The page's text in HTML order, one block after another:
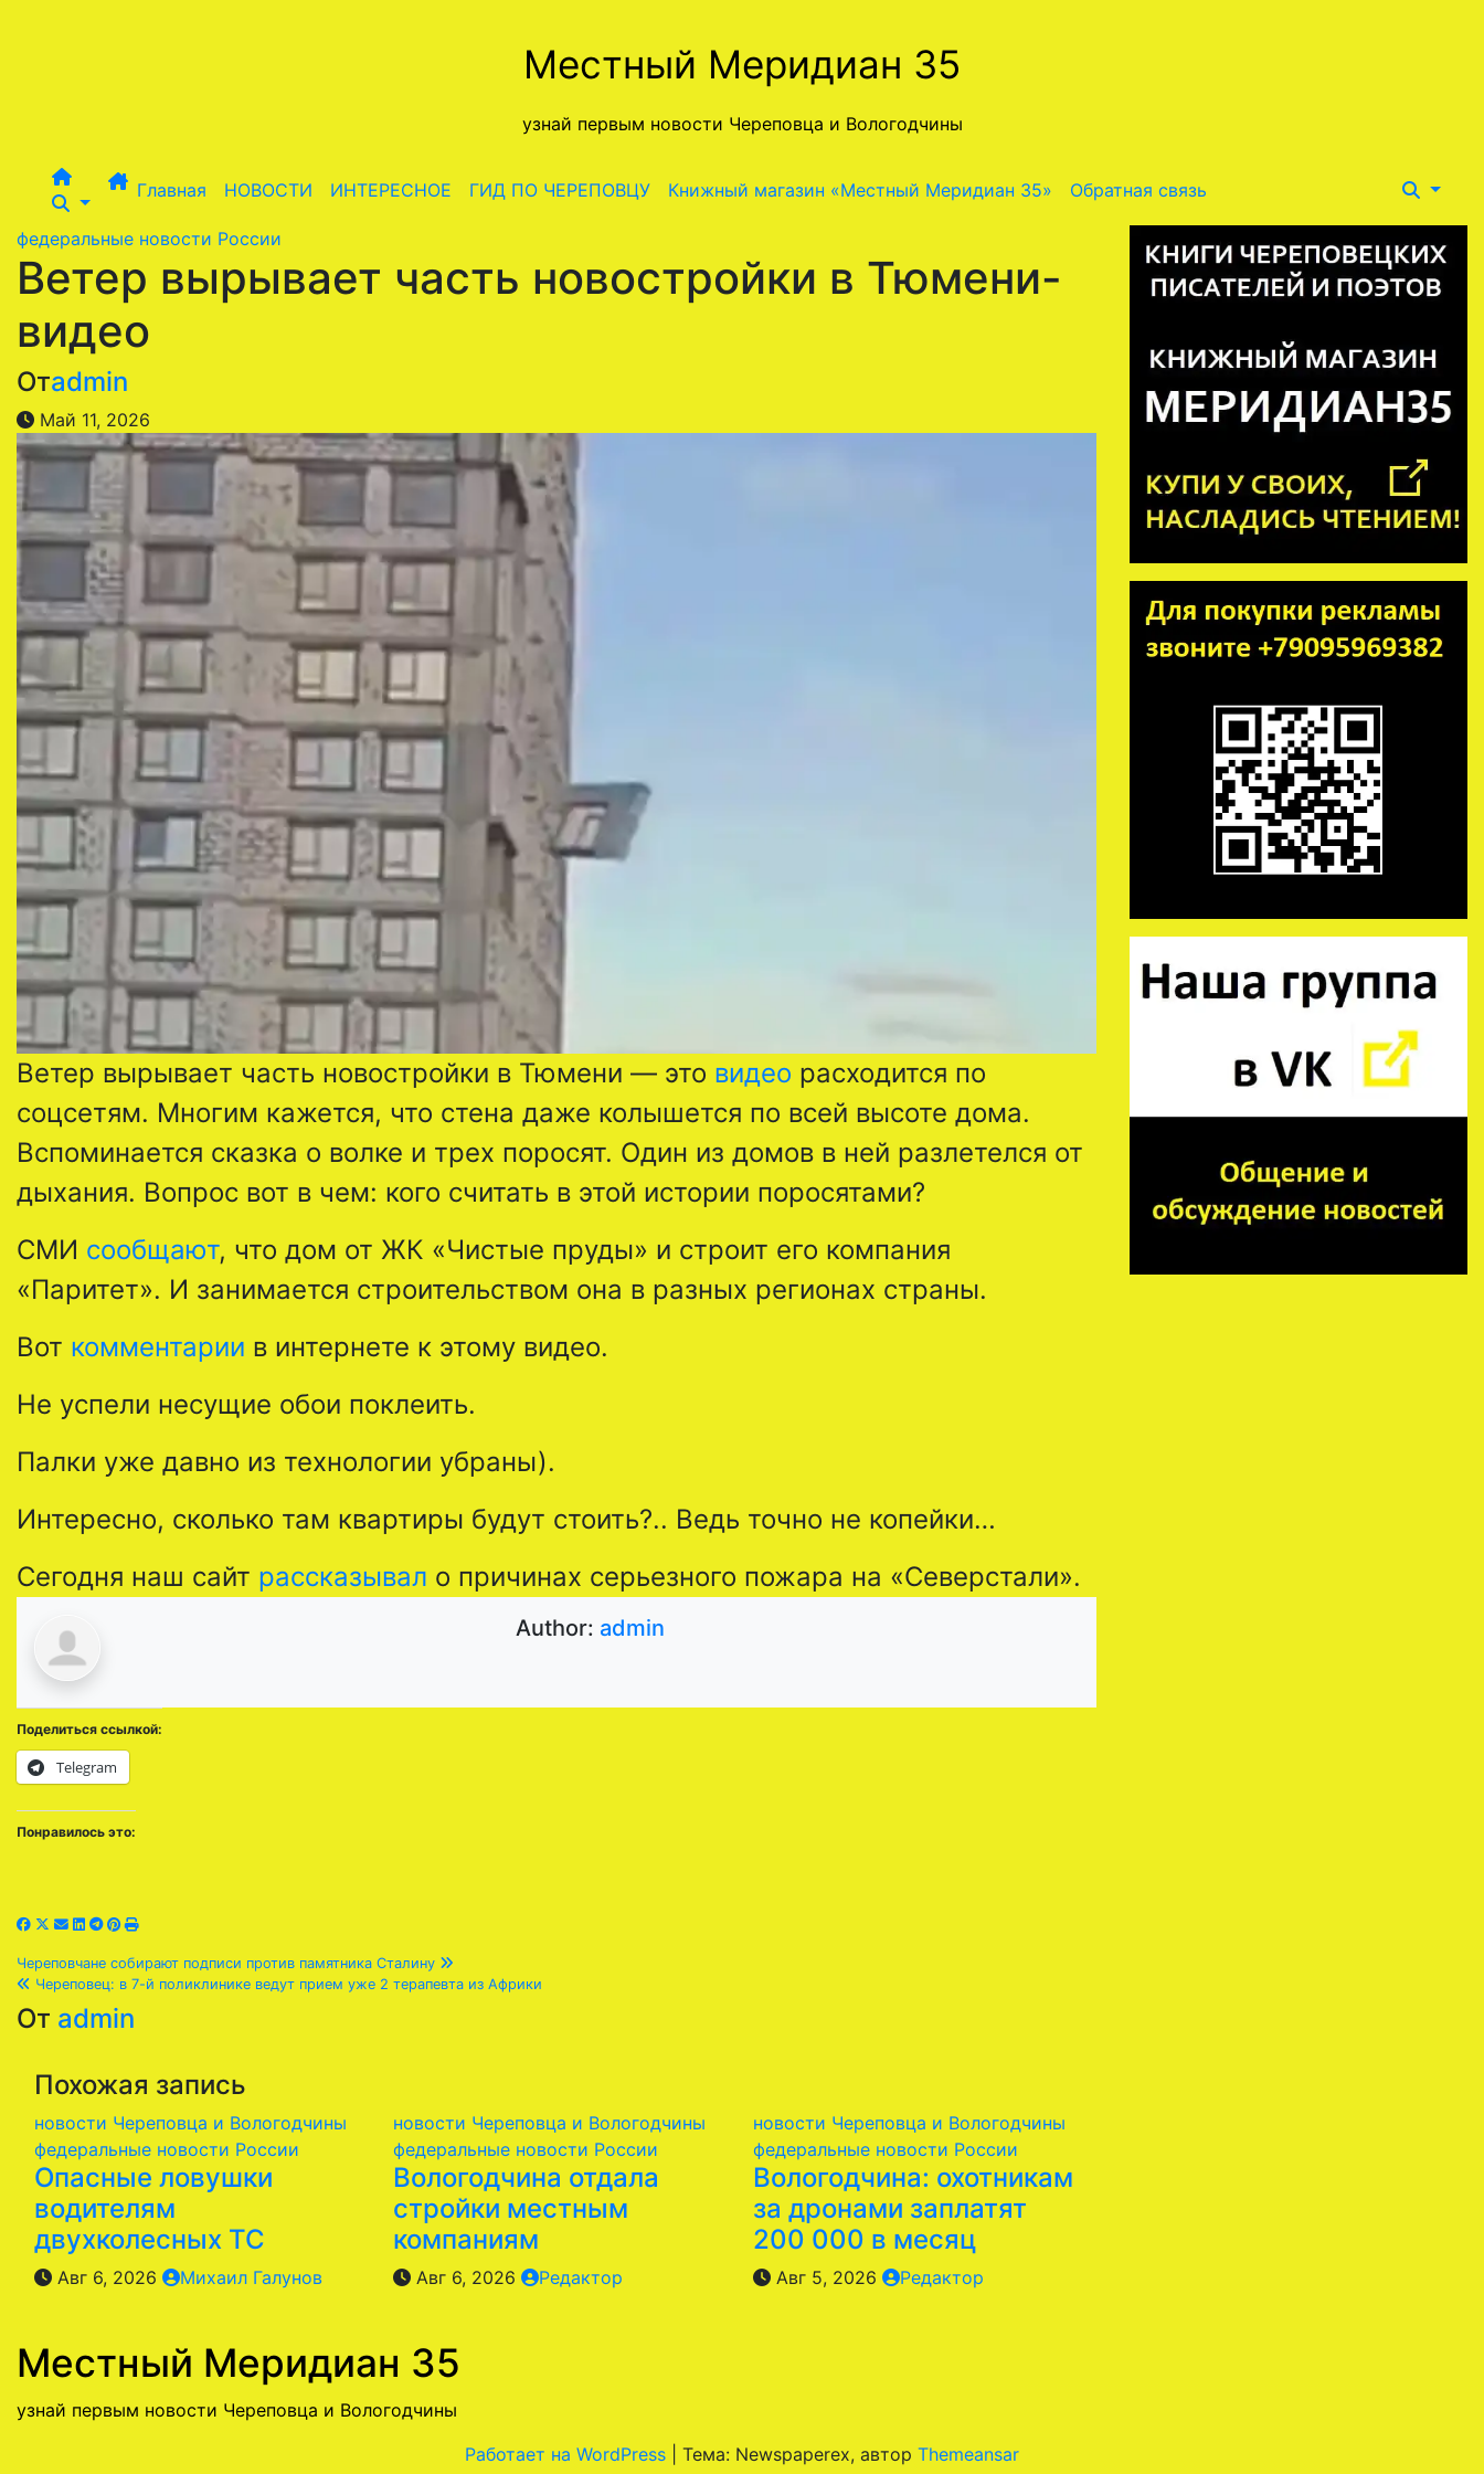
Местный Меридиан 35
узнай первым новости Череповца и Вологодчины
Главная НОВОСТИ ИНТЕРЕСНОЕ ГИД ПО ЧЕРЕПОВЦУ Книжный магазин «Местный Меридиан 35» Обратная связь
федеральные новости России
Ветер вырывает часть новостройки в Тюмени-
видео
Отadmin
Май 11, 2026
Ветер вырывает часть новостройки в Тюмени — это видео расходится по
соцсетям. Многим кажется, что стена даже колышется по всей высоте дома.
Вспоминается сказка о волке и трех поросят. Один из домов в ней разлетелся от
дыхания. Вопрос вот в чем: кого считать в этой истории поросятами?
СМИ сообщают, что дом от ЖК «Чистые пруды» и строит его компания
«Паритет». И занимается строительством она в разных регионах страны.
Вот комментарии в интернете к этому видео.
Не успели несущие обои поклеить.
Палки уже давно из технологии убраны).
Интересно, сколько там квартиры будут стоить?.. Ведь точно не копейки…
Сегодня наш сайт рассказывал о причинах серьезного пожара на «Северстали».
Author: admin
Поделиться ссылкой:
Telegram
Понравилось это:
Навигация
по
Череповчане собирают подписи против памятника Сталину
Череповец: в 7-й поликлинике ведут прием уже 2 терапевта из Африки
От admin
Похожая запись
новости Череповца и Вологодчины
федеральные новости России
Опасные ловушки
водителям
двухколесных ТС
Авг 6, 2026 Михаил Галунов
новости Череповца и Вологодчины
федеральные новости России
Вологодчина отдала
стройки местным
компаниям
Авг 6, 2026 Редактор
новости Череповца и Вологодчины
федеральные новости России
Вологодчина: охотникам
за дронами заплатят
200 000 в месяц
Авг 5, 2026 Редактор
Местный Меридиан 35
узнай первым новости Череповца и Вологодчины
Работает на WordPress
Тема: Newspaperex, автор Themeansar